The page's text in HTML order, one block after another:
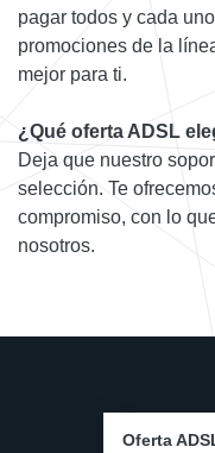
pagar todos y cada
promociones de la
mejor para ti.
¿Qué oferta ADSL
Deja que nuestro
selección. Te
compromiso, con lo
nosotros.
Oferta